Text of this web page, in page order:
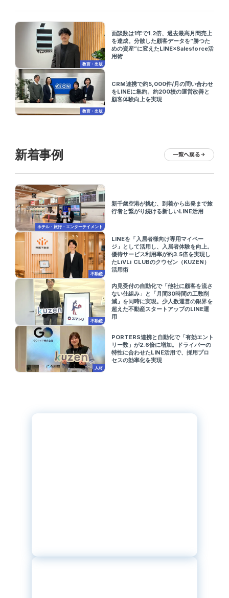
教育・出版
面談数は1年で1.2倍、過去最高月間売上
を達成。分散した顧客データを”勝つた
めの資産”に変えたLINE×Salesforce活
用術
教育・出版
CRM連携で約5,000件/月の問い合わせ
をLINEに集約。約200校の運営改善と
顧客体験向上を実現
新着事例 一覧へ戻る arrow_forward
ホテル・旅行・エンターテイメント
新千歳空港が挑む、到着から出発まで旅
行者と繋がり続ける新しいLINE活用
不動産
LINEを「入居者様向け専用マイペー
ジ」として活用し、入居者体験を向上。
優待サービス利用率が約3.5倍を実現し
たLiVLi CLUBのクウゼン（KUZEN）
活用術
不動産
内見受付の自動化で「他社に顧客を流さ
ない仕組み」と「月間30時間の工数削
減」を同時に実現。少人数運営の限界を
超えた不動産スタートアップのLINE運
用
人材
PORTERS連携と自動化で「有効エント
リー数」が2.6倍に増加。ドライバーの
特性に合わせたLINE活用で、採用プロ
セスの効率化を実現